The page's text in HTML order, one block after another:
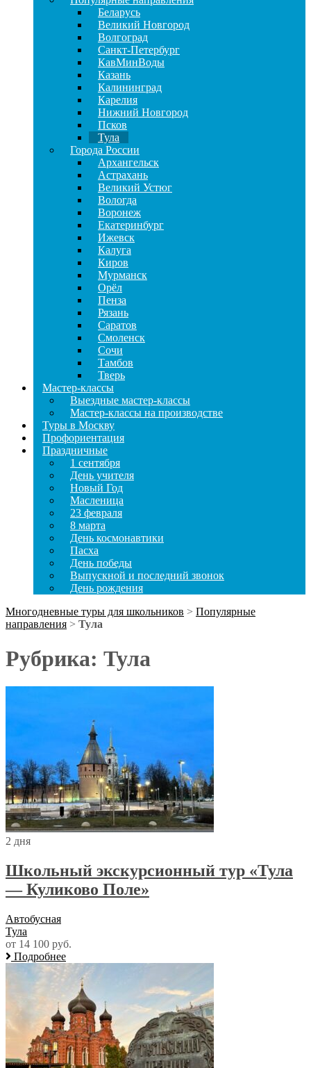
Беларусь
Великий Новгород
Волгоград
Санкт-Петербург
КавМинВоды
Казань
Калининград
Карелия
Нижний Новгород
Псков
Тула
Города России
Архангельск
Астрахань
Великий Устюг
Вологда
Воронеж
Екатеринбург
Ижевск
Калуга
Киров
Мурманск
Орёл
Пенза
Рязань
Саратов
Смоленск
Сочи
Тамбов
Тверь
Мастер-классы
Выездные мастер-классы
Мастер-классы на производстве
Туры в Москву
Профориентация
Праздничные
1 сентября
День учителя
Новый Год
Масленица
23 февраля
8 марта
День космонавтики
Пасха
День победы
Выпускной и последний звонок
День рождения
Многодневные туры для школьников > Популярные
направления > Тула
Рубрика: Тула
2 дня
Школьный экскурсионный тур «Тула
— Куликово Поле»
Автобусная
Тула
от 14 100 руб.
Подробнее